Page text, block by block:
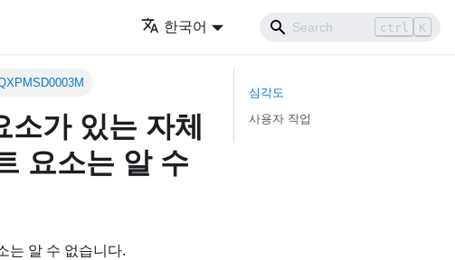
한국어 ctrl K
가 있는 자체
요소는 알 수
는 알 수 없습니다.
심각도
사용자 작업